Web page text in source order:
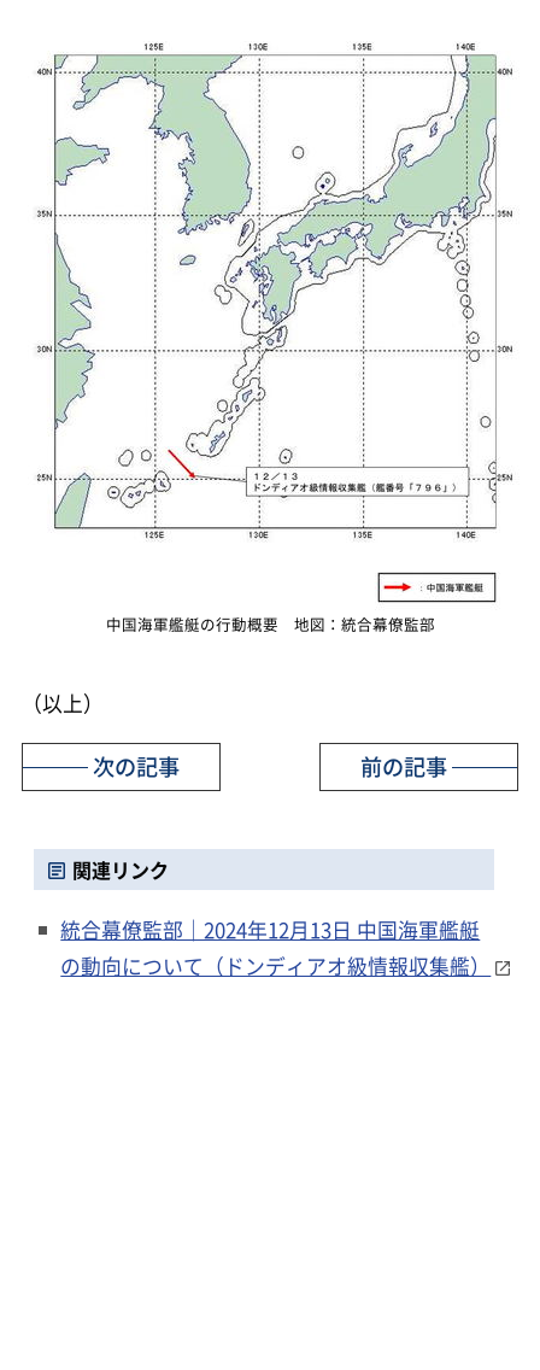
中国海軍艦艇の行動概要 地図：統合幕僚監部
（以上）
前の記事
次の記事
関連リンク
統合幕僚監部｜2024年12月13日 中国海軍艦艇
の動向について（ドンディアオ級情報収集艦）